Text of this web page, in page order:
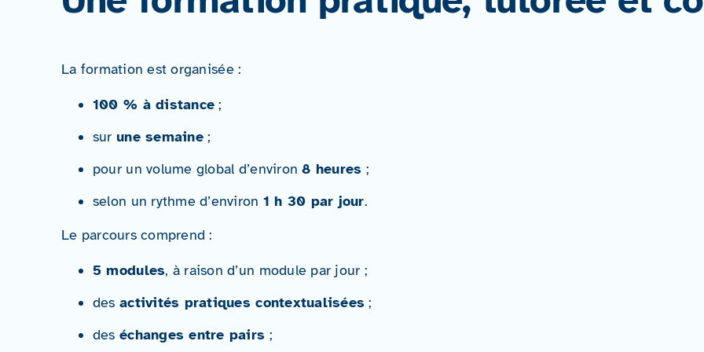
La formation est organisée :
100 % à distance ;
sur une semaine;
pour un volume global d’environ8 heures ;
selon un rythme d’environ 1 h 30 par jour.
Le parcours comprend :
5 modules, à raison d’un module par jour ;
des activités pratiques contextualisées ;
des échanges entre pairs ;